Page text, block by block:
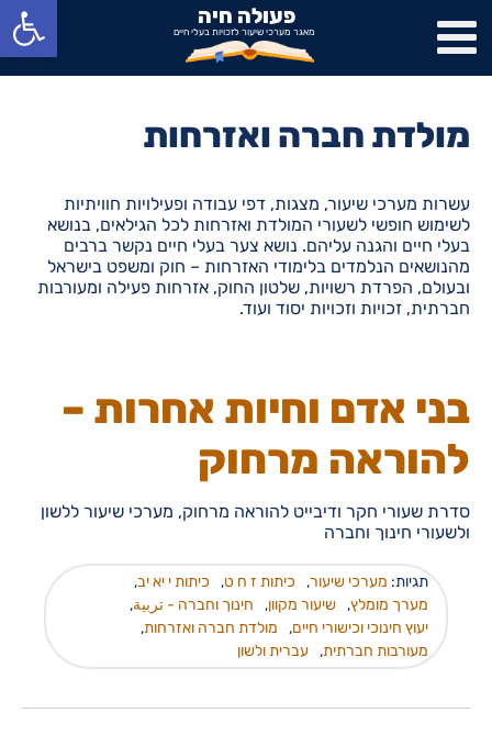
פתח סרגל נגישות פעולה חיה
מאגר מערכי שיעור לזכויות בעלי חיים
מולדת חברה ואזרחות
עשרות מערכי שיעור, מצגות, דפי עבודה ופעילויות חוויתיות
לשימוש חופשי לשעורי המולדת ואזרחות לכל הגילאים, בנושא
בעלי חיים והגנה עליהם. נושא צער בעלי חיים נקשר ברבים
מהנושאים הנלמדים בלימודי האזרחות – חוק ומשפט בישראל
ובעולם, הפרדת רשויות, שלטון החוק, אזרחות פעילה ומעורבות
חברתית, זכויות וזכויות יסוד ועוד.
בני אדם וחיות אחרות –
להוראה מרחוק
סדרת שעורי חקר ודיבייט להוראה מרחוק, מערכי שיעור ללשון
ולשעורי חינוך וחברה
תגיות: מערכי שיעור, כיתות ז ח ט, כיתות י יא יב,
מערך מומלץ, שיעור מקוון, חינוך וחברה - تربية,
יעוץ חינוכי וכישורי חיים, מולדת חברה ואזרחות,
מעורבות חברתית, עברית ולשון